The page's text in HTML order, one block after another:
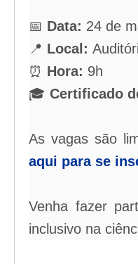
📅 Data: 24 de
📍 Local:
⏰ Hora: 9h
🎓 Certificado
As vagas são
aqui para se
Venha fazer
inclusivo na